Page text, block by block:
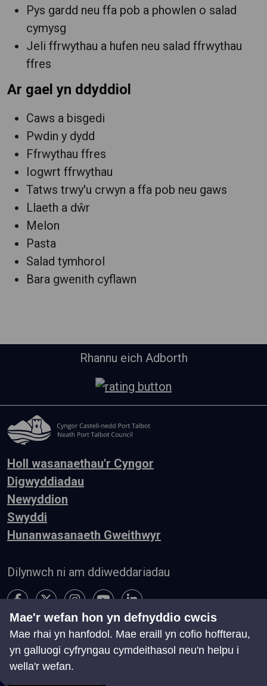
Pys gardd neu ffa pob a phowlen o salad
cymysg
Jeli ffrwythau a hufen neu salad ffrwythau
ffres
Ar gael yn ddyddiol
Caws a bisgedi
Pwdin y dydd
Ffrwythau ffres
Iogwrt ffrwythau
Tatws trwy'u crwyn a ffa pob neu gaws
Llaeth a dŵr
Melon
Pasta
Salad tymhorol
Bara gwenith cyflawn
Rhannu eich Adborth
Holl wasanaethau'r Cyngor
Digwyddiadau
Newyddion
Swyddi
Hunanwasanaeth Gweithwyr
Dilynwch ni am ddiweddariadau
Hygyrchedd Telerau ac Amodau
Preifatrwydd
Cysylltu â ni
Chwillio Map o'r Wefan
Mae'r wefan hon yn defnyddio cwcis
Mae rhai yn hanfodol. Mae eraill yn cofio hoffterau,
yn galluogi cyfryngau cymdeithasol neu'n helpu i
wella'r wefan.